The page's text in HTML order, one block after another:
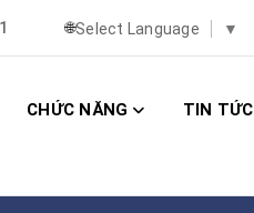
🌐Select Language ▼
CHỨC NĂNG TIN TỨC